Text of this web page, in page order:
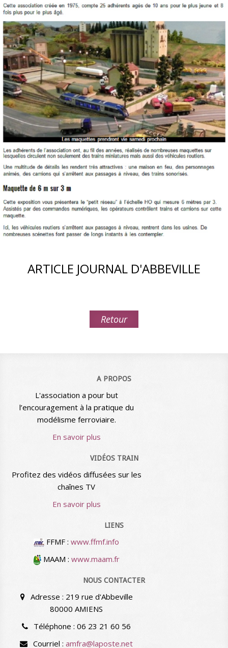
ARTICLE JOURNAL D'ABBEVILLE
Retour
A PROPOS
L'association a pour but
l’encouragement à la pratique du
modélisme ferroviaire.
En savoir plus
VIDÉOS TRAIN
Profitez des vidéos diffusées sur les
chaînes TV
En savoir plus
LIENS
FFMF : www.ffmf.info
MAAM : www.maam.fr
NOUS CONTACTER
Adresse : 219 rue d'Abbeville
80000 AMIENS
Téléphone : 06 23 21 60 56
Courriel : amfra@laposte.net